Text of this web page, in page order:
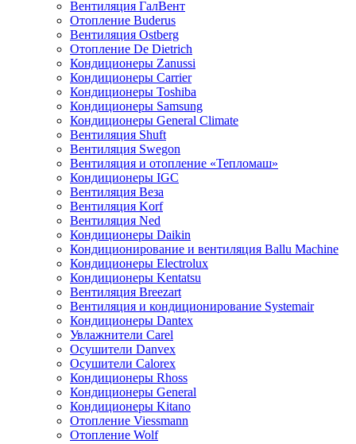
Вентиляция ГалВент
Отопление Buderus
Вентиляция Ostberg
Отопление De Dietrich
Кондиционеры Zanussi
Кондиционеры Carrier
Кондиционеры Toshiba
Кондиционеры Samsung
Кондиционеры General Climate
Вентиляция Shuft
Вентиляция Swegon
Вентиляция и отопление «Тепломаш»
Кондиционеры IGC
Вентиляция Веза
Вентиляция Korf
Вентиляция Ned
Кондиционеры Daikin
Кондиционирование и вентиляция Ballu Machine
Кондиционеры Electrolux
Кондиционеры Kentatsu
Вентиляция Breezart
Вентиляция и кондиционирование Systemair
Кондиционеры Dantex
Увлажнители Carel
Осушители Danvex
Осушители Calorex
Кондиционеры Rhoss
Кондиционеры General
Кондиционеры Kitano
Отопление Viessmann
Отопление Wolf